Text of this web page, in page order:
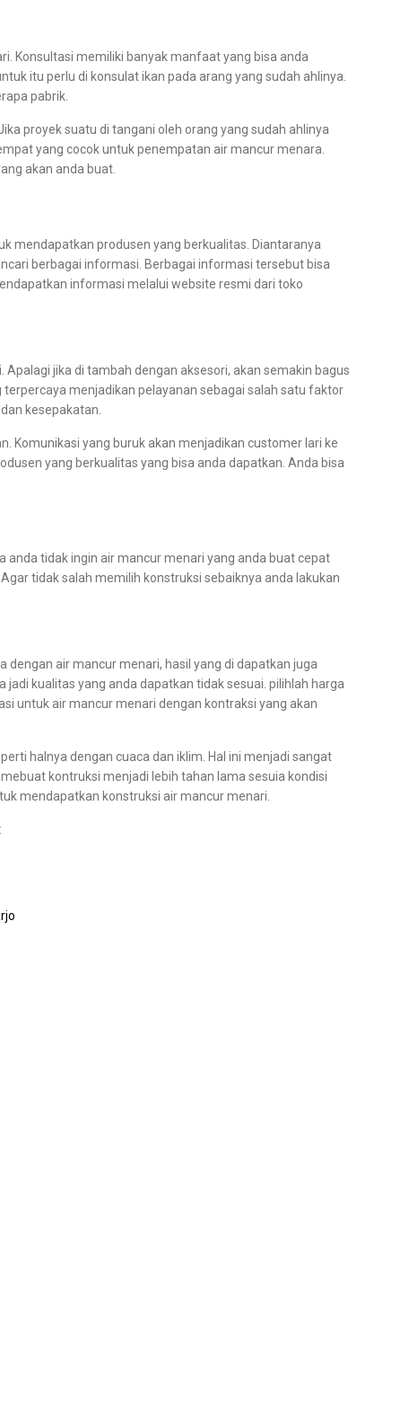
Konsultasi memiliki banyak manfaat yang bisa anda
itu perlu di konsulat ikan pada arang yang sudah ahlinya.
pabrik.
proyek suatu di tangani oleh orang yang sudah ahlinya
yang cocok untuk penempatan air mancur menara.
akan anda buat.
mendapatkan produsen yang berkualitas. Diantaranya
berbagai informasi. Berbagai informasi tersebut bisa
informasi melalui website resmi dari toko
jika di tambah dengan aksesori, akan semakin bagus
menjadikan pelayanan sebagai salah satu faktor
kesepakatan.
Komunikasi yang buruk akan menjadikan customer lari ke
yang berkualitas yang bisa anda dapatkan. Anda bisa
tidak ingin air mancur menari yang anda buat cepat
tidak salah memilih konstruksi sebaiknya anda lakukan
air mancur menari, hasil yang di dapatkan juga
kualitas yang anda dapatkan tidak sesuai. pilihlah harga
untuk air mancur menari dengan kontraksi yang akan
halnya dengan cuaca dan iklim. Hal ini menjadi sangat
kontruksi menjadi lebih tahan lama sesuia kondisi
mendapatkan konstruksi air mancur menari.